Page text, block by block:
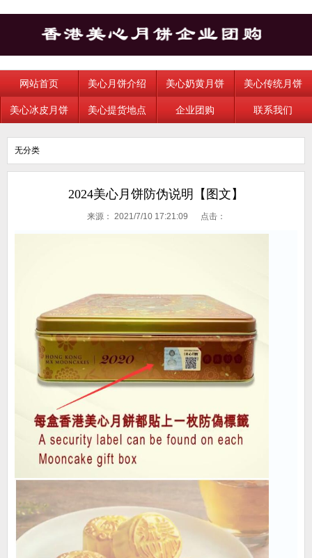
网站首页 美心月饼介绍 美心奶黄月饼 美心传统月饼
美心冰皮月饼 美心提货地点 企业团购 联系我们
无分类
2024美心月饼防伪说明【图文】
来源： 2021/7/10 17:21:09 点击：